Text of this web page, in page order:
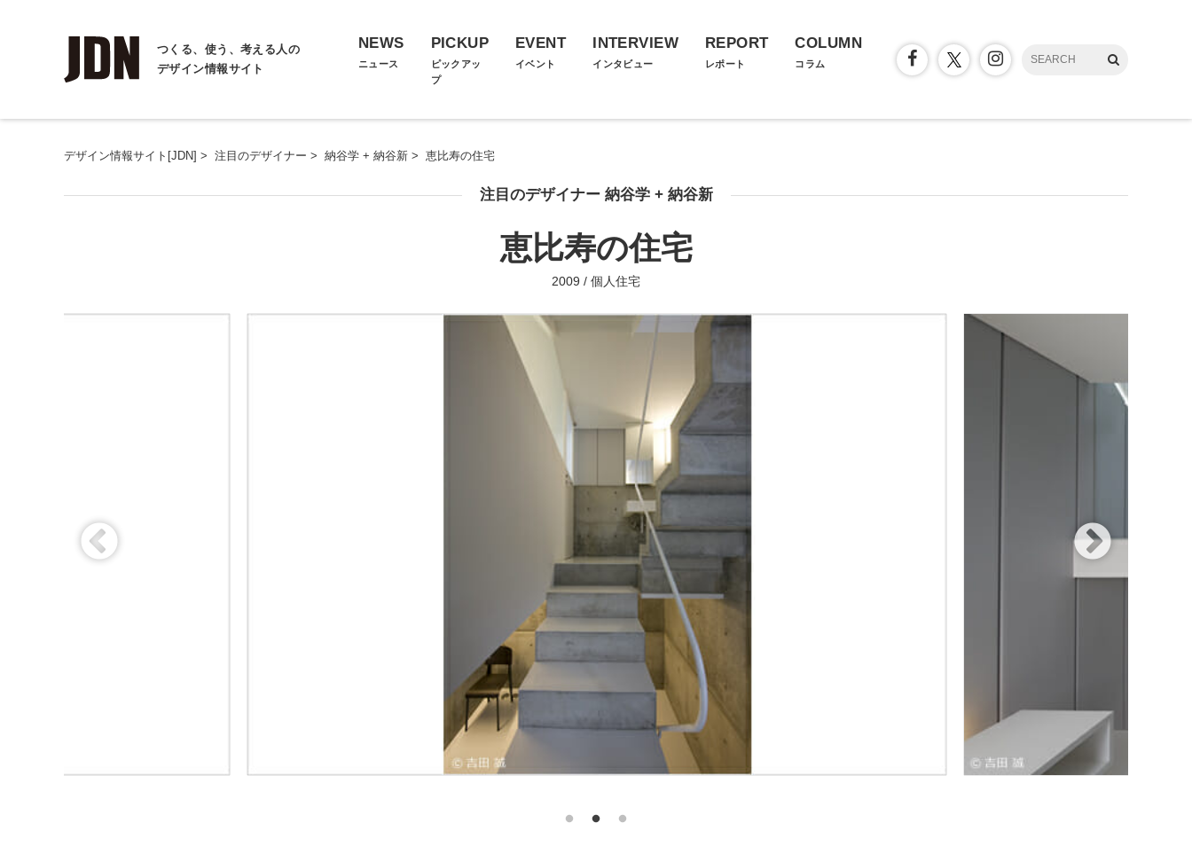
つくる、使う、考える人の
デザイン情報サイト
NEWS
ニュース
PICKUP
ピックアッ
プ
EVENT
イベント
INTERVIEW
インタビュー
REPORT
レポート
COLUMN
コラム
デザイン情報サイト[JDN] > 注目のデザイナー > 納谷学 + 納谷新 > 恵比寿の住宅
注目のデザイナー 納谷学 + 納谷新
恵比寿の住宅
2009 / 個人住宅